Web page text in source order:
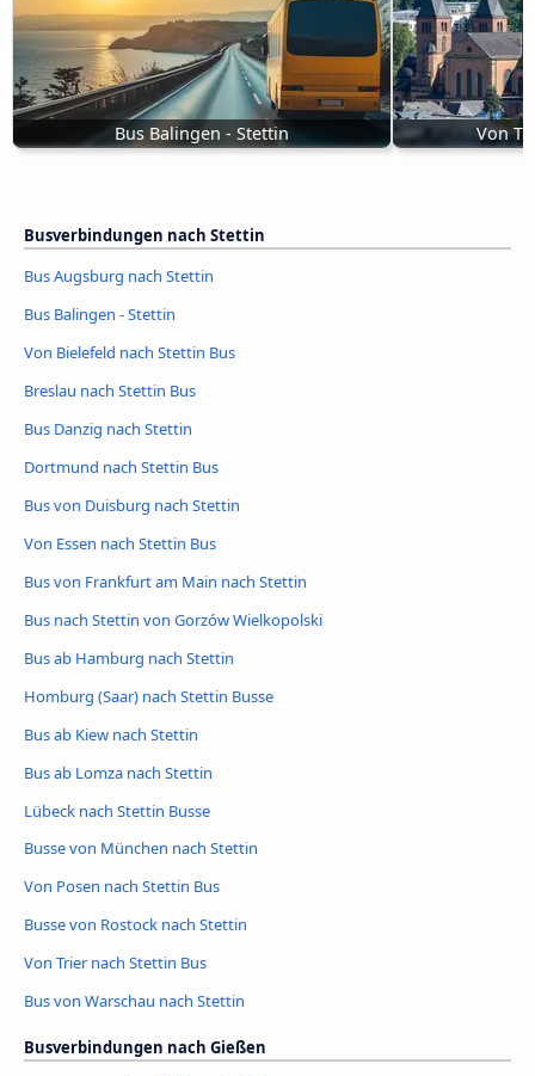
Bus Balingen - Stettin Von
Busverbindungen nach Stettin
Bus Augsburg nach Stettin
Bus Balingen - Stettin
Von Bielefeld nach Stettin Bus
Breslau nach Stettin Bus
Bus Danzig nach Stettin
Dortmund nach Stettin Bus
Bus von Duisburg nach Stettin
Von Essen nach Stettin Bus
Bus von Frankfurt am Main nach Stettin
Bus nach Stettin von Gorzów Wielkopolski
Bus ab Hamburg nach Stettin
Homburg (Saar) nach Stettin Busse
Bus ab Kiew nach Stettin
Bus ab Lomza nach Stettin
Lübeck nach Stettin Busse
Busse von München nach Stettin
Von Posen nach Stettin Bus
Busse von Rostock nach Stettin
Von Trier nach Stettin Bus
Bus von Warschau nach Stettin
Busverbindungen nach Gießen